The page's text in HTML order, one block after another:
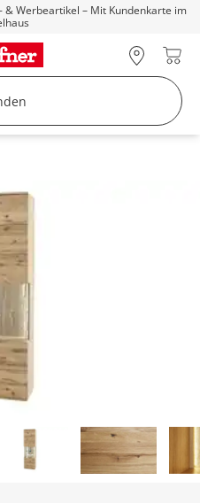
& Werbeartikel – Mit Kundenkarte im